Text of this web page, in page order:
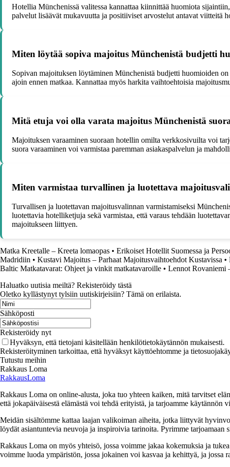
Hotellia Münchenissä valitessa kannattaa kiinnittää huomiota
palvelut lisäävät mukavuutta ja positiiviset arvostelut antavat viitteitä
Miten löytää sopiva majoitus Münchenistä budjetti
Sopivan majoituksen löytäminen Münchenistä budjetti huomioiden
ajoin ennen matkaa. Kannattaa myös harkita vaihtoehtoisia
Mitä etuja voi olla varata majoitus Münchenistä
Majoituksen varaaminen suoraan hotellin omilta verkkosivuilta voi
suora varaaminen voi varmistaa paremman asiakaspalvelun ja
Miten varmistaa turvallinen ja luotettava
Turvallisen ja luotettavan majoitusvalinnan varmistamiseksi
luotettavia hotelliketjuja sekä varmistaa, että varaus tehdään
majoitukseen liittyen.
Matka Kreetalle – Kreeta lomaopas • Erikoiset Hotellit Suomessa ja
Madridiin • Kustavi Majoitus – Parhaat Majoitusvaihtoehdot Kustavissa •
Baltic Matkatavarat: Ohjeet ja vinkit matkatavaroille • Lennot Rovaniemi
Haluatko uutisia meiltä? Rekisteröidy tästä
Oletko kyllästynyt tylsiin uutiskirjeisiin? Tämä on erilaista.
Sähköposti
Rekisteröidy nyt
Hyväksyn, että tietojani käsitellään henkilötietokäytännön mukaisesti.
Rekisteröityminen tarkoittaa, että hyväksyt käyttöehtomme ja
Tutustu meihin
Rakkaus Loma
RakkausLoma
Rakkaus Loma on online-alusta, joka tuo yhteen kaiken, mitä tarvitset
että jokapäiväisestä elämästä voi tehdä erityistä, ja tarjoamme käytännön
Meidän sisältömme kattaa laajan valikoiman aiheita, jotka liittyvät
löydät asiantuntevia neuvoja ja inspiroivia tarinoita. Pyrimme
Rakkaus Loma on myös yhteisö, jossa voimme jakaa kokemuksia ja
voimme luoda ympäristön, jossa jokainen voi kasvaa ja kehittyä, ja jossa